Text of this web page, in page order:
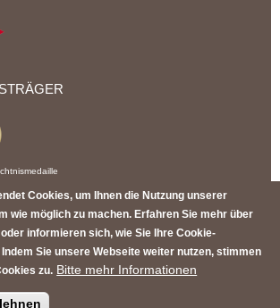
AGB
SITEMAP
178 / 03
Cookies, um Ihnen die Nutzung unserer
wie möglich zu machen. Erfahren Sie mehr über
informieren sich, wie Sie Ihre Cookie-
Sie unsere Webseite weiter nutzen, stimmen
zu. Bitte mehr Informationen